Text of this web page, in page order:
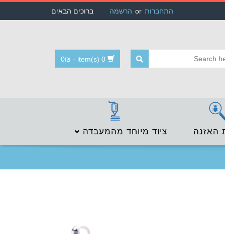
ברוכים הבאים התחברות הרשמה
0 item(s)
-
0₪
האזנה ציוד מיוחד מהמעבדה